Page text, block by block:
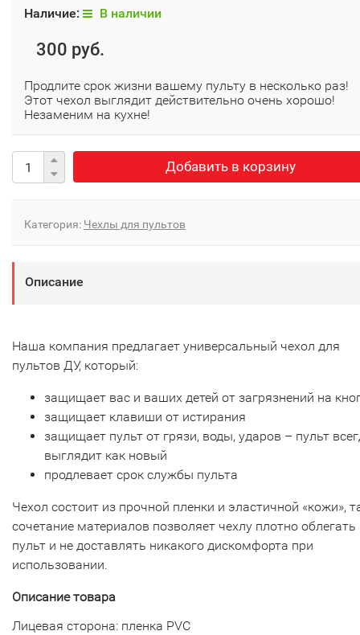
Наличие: В наличии
300 руб.
Продлите срок жизни вашему пульту в несколько раз!
Этот чехол выглядит действительно очень хорошо!
Незаменим на кухне!
Добавить в корзину
Категория: Чехлы для пультов
Описание
Наша компания предлагает универсальный чехол для
пультов ДУ, который:
защищает вас и ваших детей от загрязнений на
защищает клавиши от истирания
защищает пульт от грязи, воды, ударов – пульт
выглядит как новый
продлевает срок службы пульта
Чехол состоит из прочной пленки и эластичной «кожи»,
сочетание материалов позволяет чехлу плотно облегать
пульт и не доставлять никакого дискомфорта при
использовании.
Описание товара
Лицевая сторона: пленка PVC